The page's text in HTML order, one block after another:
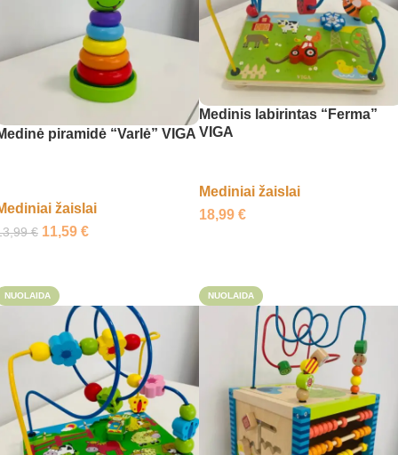
piramidė “Varlė” VIGA
žaislai
€ 11,59 €
Medinis labirintas “Ferma”
VIGA
Mediniai žaislai
18,99 €
NUOLAIDA NUOLAIDA